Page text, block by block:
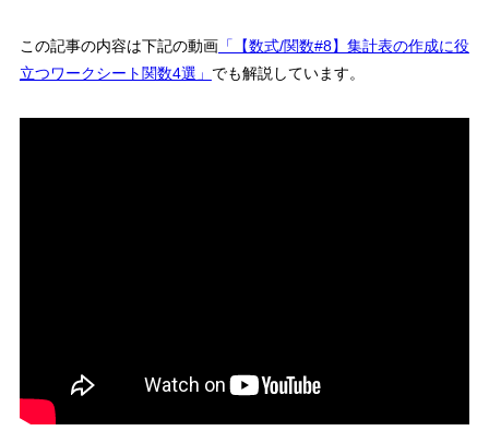
この記事の内容は下記の動画「【数式/関数#8】集計表の作成に役
立つワークシート関数4選」 でも解説しています。